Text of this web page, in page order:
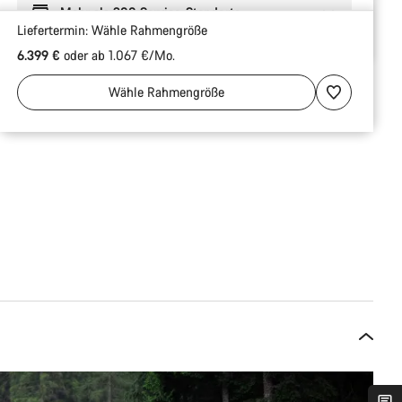
Mehr als 300 Service-Standorte
Liefertermin: Wähle Rahmengröße
6.399 € oder ab 1.067 €/Mo.
Wähle Rahmengröße